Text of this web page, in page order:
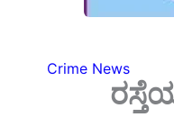
Crime News